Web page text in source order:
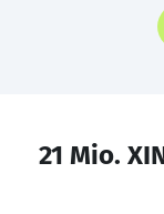
21 Mio.